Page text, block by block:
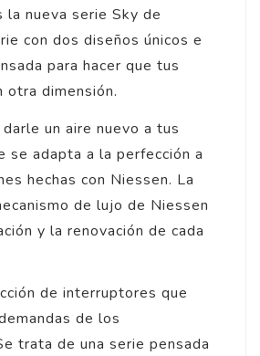
la nueva serie Sky de
con dos diseños únicos e
para hacer que tus
otra dimensión.
un aire nuevo a tus
se adapta a la perfección a
hechas con Niessen. La
de lujo de Niessen
y la renovación de cada
de interruptores que
de los
trata de una serie pensada